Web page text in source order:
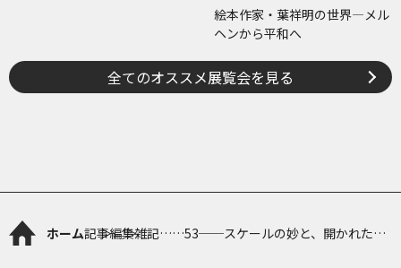
絵本作家・葉祥明の世界―メル
ヘンから平和へ
全てのオススメ展覧会を見る
ホーム記事編集雑記……53──スケールの妙と、開かれた美